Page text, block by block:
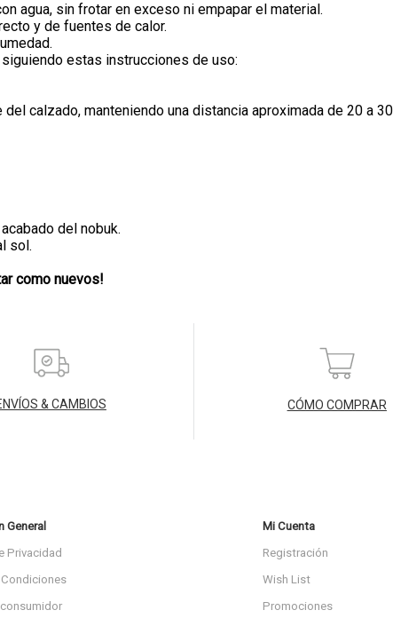
agua, sin frotar en exceso ni empapar el material.
y de fuentes de calor.
estas instrucciones de uso:
calzado, manteniendo una distancia aproximada de 20 a
del nobuk.
sol.
como nuevos!
& CAMBIOS CÓMO COMPRAR
General
Privacidad
Mi Cuenta
Registración
Wish List
Promociones